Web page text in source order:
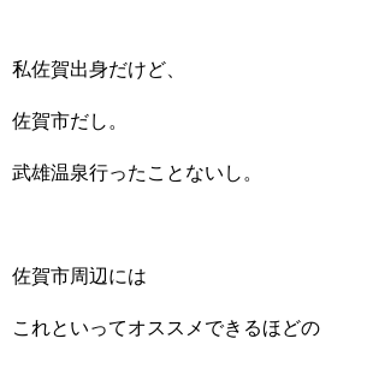
私佐賀出身だけど、
佐賀市だし。
武雄温泉行ったことないし。
佐賀市周辺には
これといってオススメできるほどの